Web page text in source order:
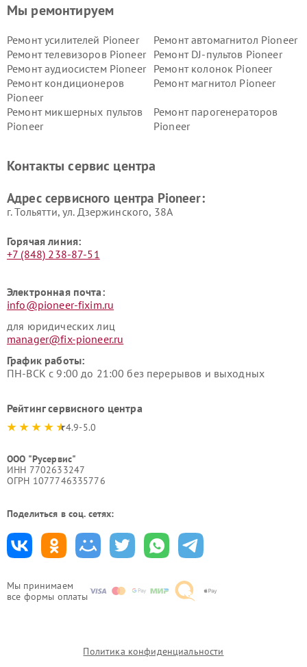
Мы принимаем
все формы оплаты
Мы ремонтируем
Ремонт усилителей Pioneer
Ремонт автомагнитол Pioneer
Ремонт телевизоров Pioneer
Ремонт DJ-пультов Pioneer
Ремонт аудиосистем Pioneer
Ремонт колонок Pioneer
Ремонт кондиционеров
Pioneer
Ремонт магнитол Pioneer
Ремонт микшерных пультов
Pioneer
Ремонт парогенераторов
Pioneer
Контакты сервис центра
Адрес сервисного центра Pioneer:
г. Тольятти, ул. Дзержинского, 38А
Горячая линия:
+7 (848) 238-87-51
Электронная почта:
info@pioneer-fixim.ru
для юридических лиц
manager@fix-pioneer.ru
График работы:
ПН-ВСК с 9:00 до 21:00 без перерывов и выходных
Рейтинг сервисного центра
4.9-5.0
ООО "Русервис"
ИНН 7702633247
ОГРН 1077746335776
Поделиться в соц. сетях:
Политика конфиденциальности